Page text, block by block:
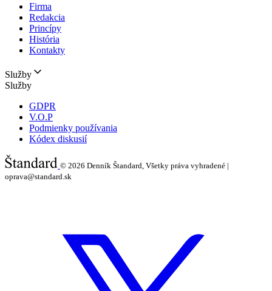
Firma
Redakcia
Princípy
História
Kontakty
Služby
Služby
GDPR
V.O.P
Podmienky používania
Kódex diskusií
© 2026 Denník Štandard, Všetky práva vyhradené |
oprava@standard.sk